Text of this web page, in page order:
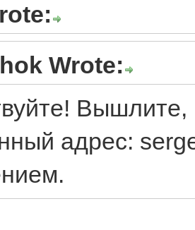
Wrote:
Вышлите,
адрес: